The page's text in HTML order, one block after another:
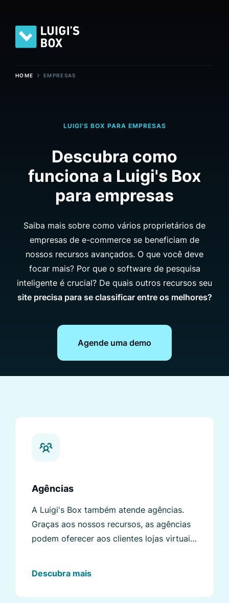
HOME ›EMPRESAS
LUIGI'S BOX PARA EMPRESAS
Descubra como
funciona a Luigi's Box
para empresas
Saiba mais sobre como vários proprietários de
empresas de e-commerce se beneficiam de
nossos recursos avançados. O que você deve
focar mais? Por que o software de pesquisa
inteligente é crucial? De quais outros recursos seu
site precisa para se classificar entre os melhores?
Agende uma demo
Agências
A Luigi's Box também atende agências.
Graças aos nossos recursos, as agências
podem oferecer aos clientes lojas virtuais
Descubra mais